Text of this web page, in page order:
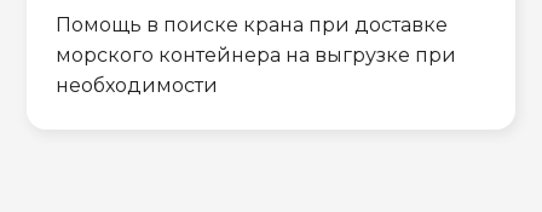
Помощь в поиске крана при доставке
морского контейнера на выгрузке при
необходимости